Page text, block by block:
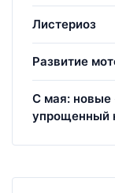
Листериоз
Развитие
С мая: новые
упрощенный